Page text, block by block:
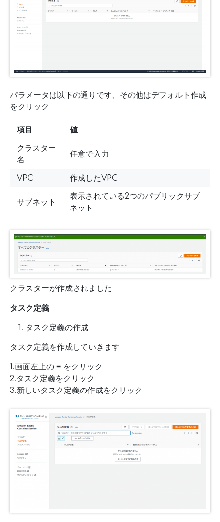
パラメータは以下の通りです、その他はデフォルト作成
をクリック
項目 値
クラスター
名
任意で入力
VPC 作成したVPC
サブネット
表示されている2つのパブリックサブ
ネット
クラスターが作成されました
タスク定義
タスク定義の作成
タスク定義を作成していきます
1.画面左上の ≡ をクリック
2.タスク定義をクリック
3.新しいタスク定義の作成をクリック